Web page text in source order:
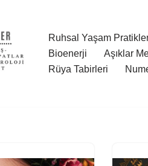
Ruhsal Yaşam
Bioenerji
Aşıklar
Rüya Tabirleri